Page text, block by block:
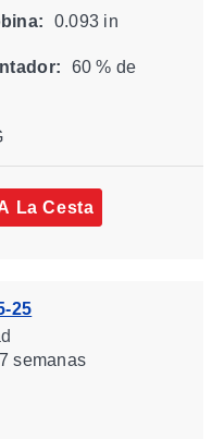
0.093 in
60 % de
La Cesta
25
semanas